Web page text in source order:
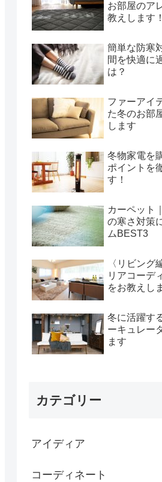
お部屋のア
教えします！
簡単な防寒
間を快適に
は？
ファーアイ
た冬のお部
します
冬物家電を
ポイントを
す！
カーペット
の寒さ対策
ムBEST3
〈リビング
リアコーデ
をお教えし
冬に活躍す
ーキュレー
ます
カテゴリー
アイディア
コーディネート